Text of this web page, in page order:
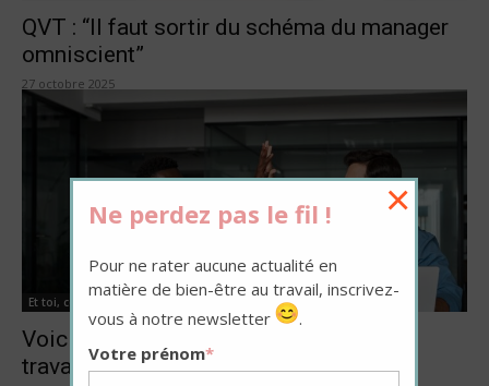
QVT : “Il faut sortir du schéma du manager
omniscient”
27 octobre 2025
Et toi, comment tu fais ?
Voici l’élément clé pour être heureux au
travail, selon plusieurs études
Ne perdez pas le fil !
Pour ne rater aucune actualité en
matière de bien-être au travail, inscrivez-
vous à notre newsletter
.
Votre prénom*
×